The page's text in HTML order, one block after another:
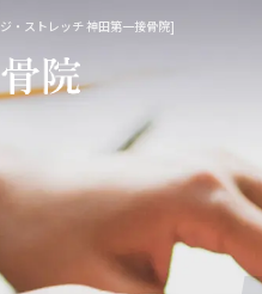
・ストレッチ 神田第一接骨院]
マッサ